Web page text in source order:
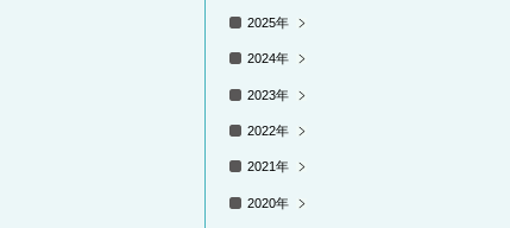
2025年
2024年
2023年
2022年
2021年
2020年